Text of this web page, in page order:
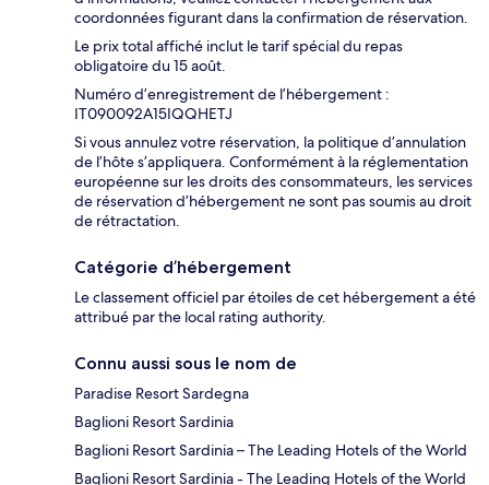
coordonnées figurant dans la confirmation de réservation.
Le prix total affiché inclut le tarif spécial du repas
obligatoire du 15 août.
Numéro d’enregistrement de l’hébergement :
IT090092A15IQQHETJ
Si vous annulez votre réservation, la politique d’annulation
de l’hôte s’appliquera. Conformément à la réglementation
européenne sur les droits des consommateurs, les services
de réservation d’hébergement ne sont pas soumis au droit
de rétractation.
Catégorie d’hébergement
Le classement officiel par étoiles de cet hébergement a été
attribué par the local rating authority.
Connu aussi sous le nom de
Paradise Resort Sardegna
Baglioni Resort Sardinia
Baglioni Resort Sardinia – The Leading Hotels of the World
Baglioni Resort Sardinia - The Leading Hotels of the World